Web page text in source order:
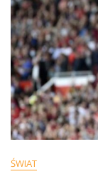
ŚWIAT